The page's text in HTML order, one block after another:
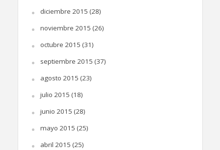
diciembre 2015 (28)
noviembre 2015 (26)
octubre 2015 (31)
septiembre 2015 (37)
agosto 2015 (23)
julio 2015 (18)
junio 2015 (28)
mayo 2015 (25)
abril 2015 (25)